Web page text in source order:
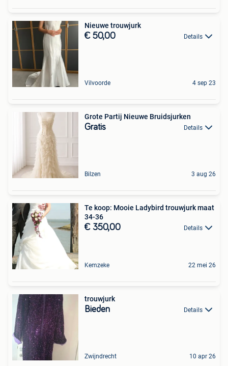
Nieuwe trouwjurk
€ 50,00 Details
Vilvoorde 4 sep 23
Grote Partij Nieuwe Bruidsjurken
Gratis Details
Bilzen 3 aug 26
Te koop: Mooie Ladybird trouwjurk maat
34-36
€ 350,00 Details
Kemzeke 22 mei 26
trouwjurk
Bieden Details
Zwijndrecht 10 apr 26